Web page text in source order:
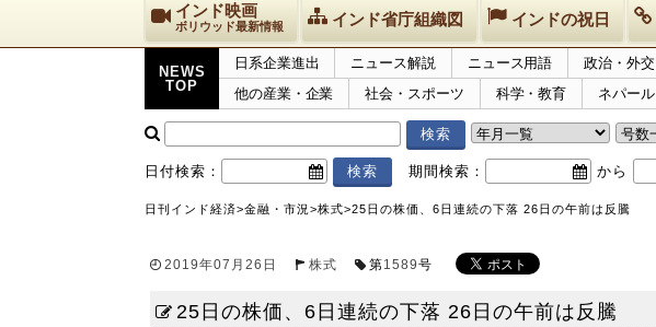
インド映画
ボリウッド最新情報 インド省庁組織図 インドの祝日
NEWS
TOP
日系企業進出 ニュース解説 ニュース用語 政治・外交
他の産業・企業
社会・スポーツ 科学・教育 ネパール
日付検索： 期間検索： から
日刊インド経済>金融・市況 >株式>25日の株価、6日連続の下落 26日の午前は反騰
2019年07月26日 株式 第1589号
25日の株価、6日連続の下落 26日の午前は反騰